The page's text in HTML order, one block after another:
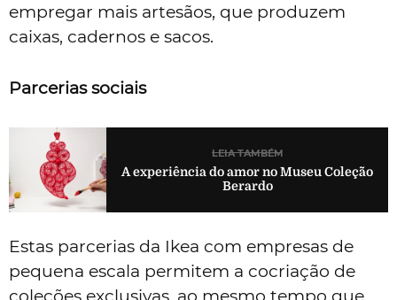
empregar mais artesãos, que produzem
caixas, cadernos e sacos.
Parcerias sociais
LEIA TAMBÉM
A experiência do amor no Museu Coleção
Berardo
Estas parcerias da Ikea com empresas de
pequena escala permitem a cocriação de
coleções exclusivas, ao mesmo tempo que